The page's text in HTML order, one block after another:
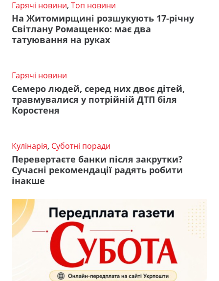
Гарячі новини, Топ новини
На Житомирщині розшукують 17-річну
Світлану Ромащенко: має два
татуювання на руках
Гарячі новини
Семеро людей, серед них двоє дітей,
травмувалися у потрійній ДТП біля
Коростеня
Кулінарія, Суботні поради
Перевертаєте банки після закрутки?
Сучасні рекомендації радять робити
інакше